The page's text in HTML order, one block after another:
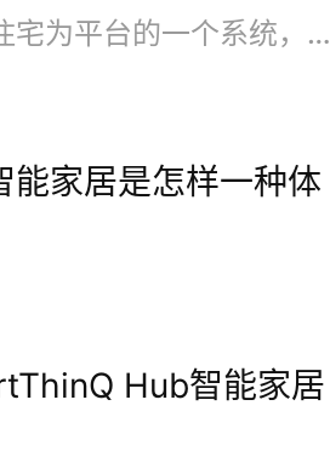
常有意思，“大
一个人的手势和
，它扫描的是家
司的团队说道。
智能家居是以住宅为平台的一个系统，利用各种网络等相关技术将与家居生活有关的各种家居用品作为子系统连接在一起。例如：智能灯光、电动窗帘、智能扫地机、智能门锁、智能门铃、智能摄像头、新风系统、背景音乐系统、智能控制板、智能马桶、智能晾衣架等。
能家居是怎样一种体
Hub智能家居